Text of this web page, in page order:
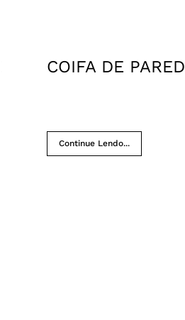
COIFA DE
Continue Lendo...